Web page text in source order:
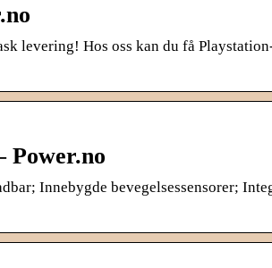
levering! Hos oss kan du få
Power.no
Innebygde bevegelsessensorer;